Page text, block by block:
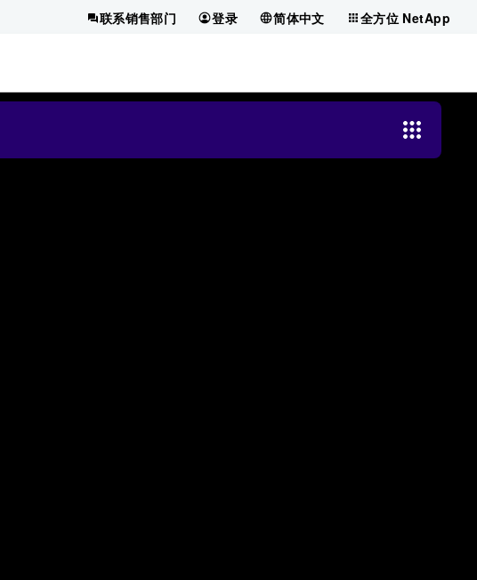
联系销售部门 登录 简体中文 全方位 NetApp